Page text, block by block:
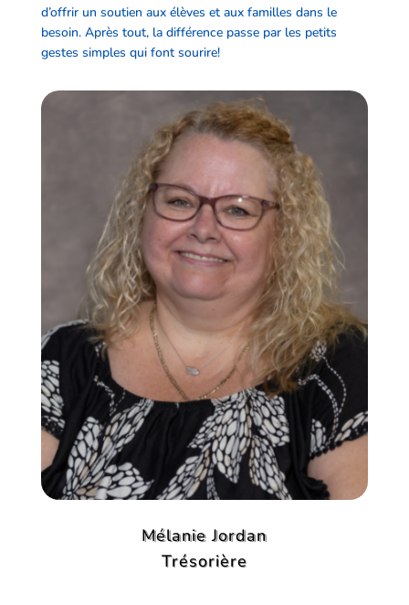
d’offrir un soutien aux élèves et aux familles dans le
besoin. Après tout, la différence passe par les petits
gestes simples qui font sourire!
Mélanie Jordan
Trésorière